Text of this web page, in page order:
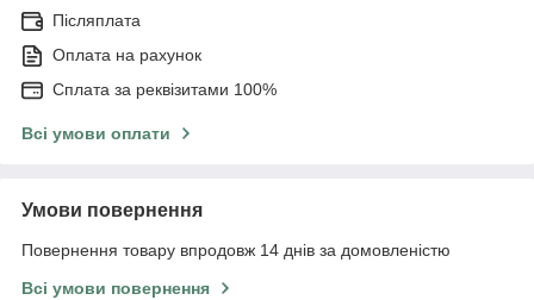
Післяплата
Оплата на рахунок
Сплата за реквізитами 100%
Всі умови оплати
Умови повернення
Повернення товару впродовж 14 днів за домовленістю
Всі умови повернення